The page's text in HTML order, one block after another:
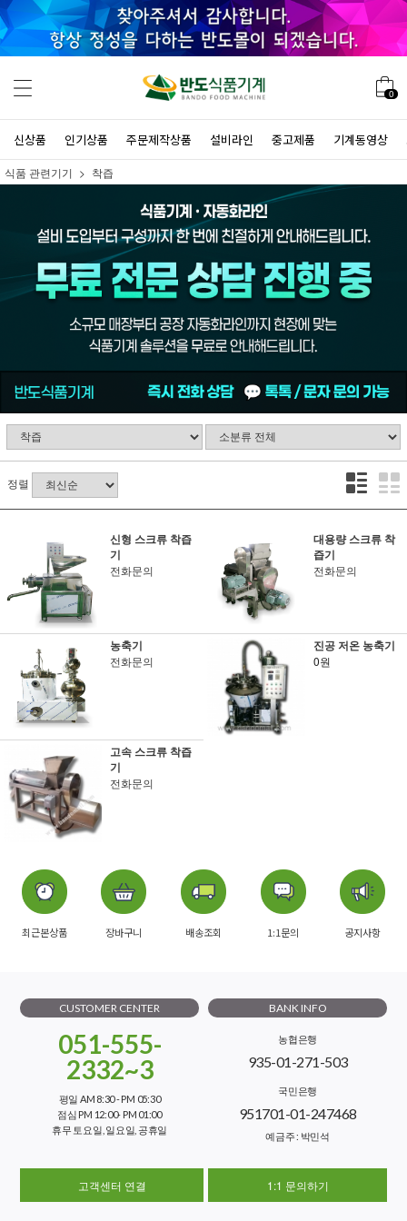
0
신상품 인기상품 주문제작상품 설비라인 중고제품 기계동영상
식품 관련기기 착즙
정렬
신형 스크류 착즙
기
전화문의
대용량 스크류 착
즙기
전화문의
농축기
전화문의
진공 저온 농축기
0원
고속 스크류 착즙
기
전화문의
최근본상품 장바구니 배송조회 1:1문의 공지사항
CUSTOMER CENTER
051-555-
2332~3
평일 AM 8:30 - PM 05:30
점심 PM 12:00- PM 01:00
휴무 토요일, 일요일, 공휴일
BANK INFO
농협은행
935-01-271-503
국민은행
951701-01-247468
예금주 : 박민석
고객센터 연결 1:1 문의하기